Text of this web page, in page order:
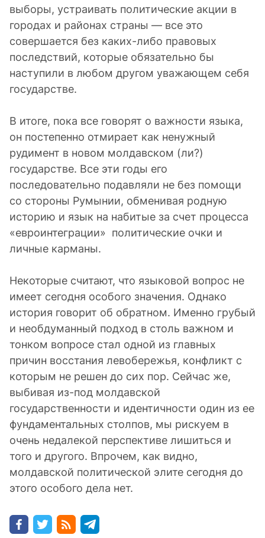
выборы, устраивать политические акции в
городах и районах страны — все это
совершается без каких-либо правовых
последствий, которые обязательно бы
наступили в любом другом уважающем себя
государстве.
В итоге, пока все говорят о важности языка,
он постепенно отмирает как ненужный
рудимент в новом молдавском (ли?)
государстве. Все эти годы его
последовательно подавляли не без помощи
со стороны Румынии, обменивая родную
историю и язык на набитые за счет процесса
«евроинтеграции» политические очки и
личные карманы.
Некоторые считают, что языковой вопрос не
имеет сегодня особого значения. Однако
история говорит об обратном. Именно грубый
и необдуманный подход в столь важном и
тонком вопросе стал одной из главных
причин восстания левобережья, конфликт с
которым не решен до сих пор. Сейчас же,
выбивая из-под молдавской
государственности и идентичности один из ее
фундаментальных столпов, мы рискуем в
очень недалекой перспективе лишиться и
того и другого. Впрочем, как видно,
молдавской политической элите сегодня до
этого особого дела нет.